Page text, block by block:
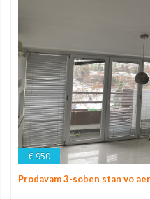
€ 950
Prodavam 3-soben stan vo